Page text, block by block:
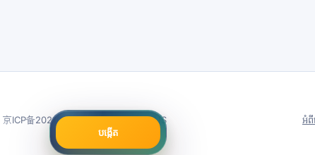
បង្កើត
ICP备2021026679号 Server in: US អំ